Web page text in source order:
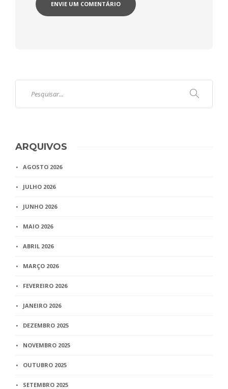
ARQUIVOS
AGOSTO 2026
JULHO 2026
JUNHO 2026
MAIO 2026
ABRIL 2026
MARÇO 2026
FEVEREIRO 2026
JANEIRO 2026
DEZEMBRO 2025
NOVEMBRO 2025
OUTUBRO 2025
SETEMBRO 2025